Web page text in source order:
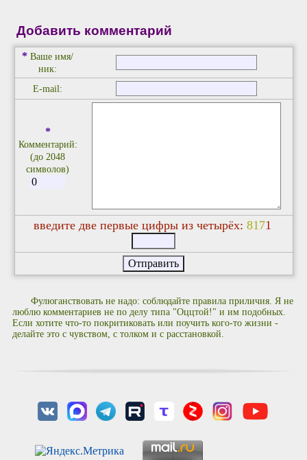
Добавить комментарий
* Ваше имя/
ник:
E-mail:
*
Комментарий:
(до 2048
символов)
введите две первые цифры из четырёх: 81 71
Фулюганствовать не надо: соблюдайте правила приличия. Я не
люблю комментариев не по делу типа "Оццтой!" и им подобных.
Если хотите что-то покритиковать или поучить кого-то жизни -
делайте это с чувством, с толком и с расстановкой.